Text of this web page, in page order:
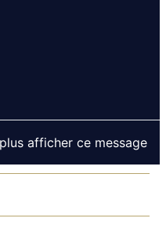
afficher ce message